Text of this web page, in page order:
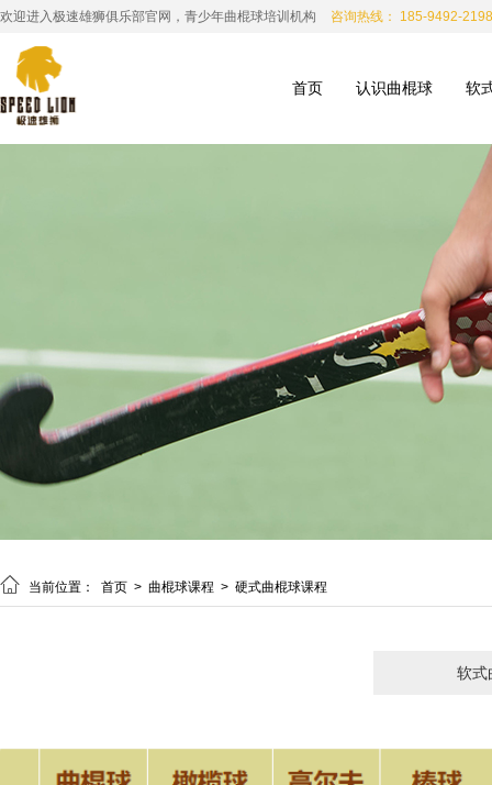
欢迎进入极速雄狮俱乐部官网，青少年曲棍球培训机构 咨询热线： 185-9492-2198
首页 认识曲棍球 软
 当前位置： 首页 > 曲棍球课程 > 硬式曲棍球课程
软式